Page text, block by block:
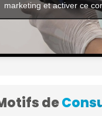
marketing et activer ce
de